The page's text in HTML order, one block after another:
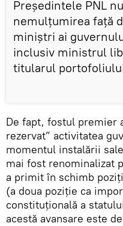
Președintele PNL
nemulțumirea față
miniștri ai
inclusiv ministrul
titularul
De fapt, fostul premier
rezervat” activitatea
momentul instalării
mai fost renominalizat
a primit în schimb
(a doua poziție ca
constituțională a
acestă avansare este